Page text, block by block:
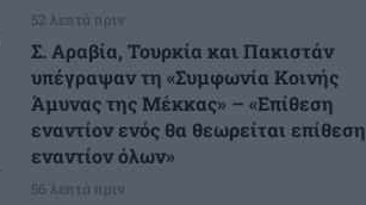
52 λεπτά πριν
Σ. Αραβία, Τουρκία και Πακιστάν
υπέγραψαν τη «Συμφωνία Κοινής
Άμυνας της Μέκκας» – «Επίθεση
εναντίον ενός θα θεωρείται επίθεση
εναντίον όλων»
56 λεπτά πριν